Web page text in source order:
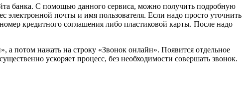
банка. С помощью данного сервиса, можно получить подробную
почты и имя пользователя. Если надо просто уточнить
кредитного соглашения либо пластиковой карты. После надо
а потом нажать на строку «Звонок онлайн». Появится отдельное
ускоряет процесс, без необходимости совершать звонок.